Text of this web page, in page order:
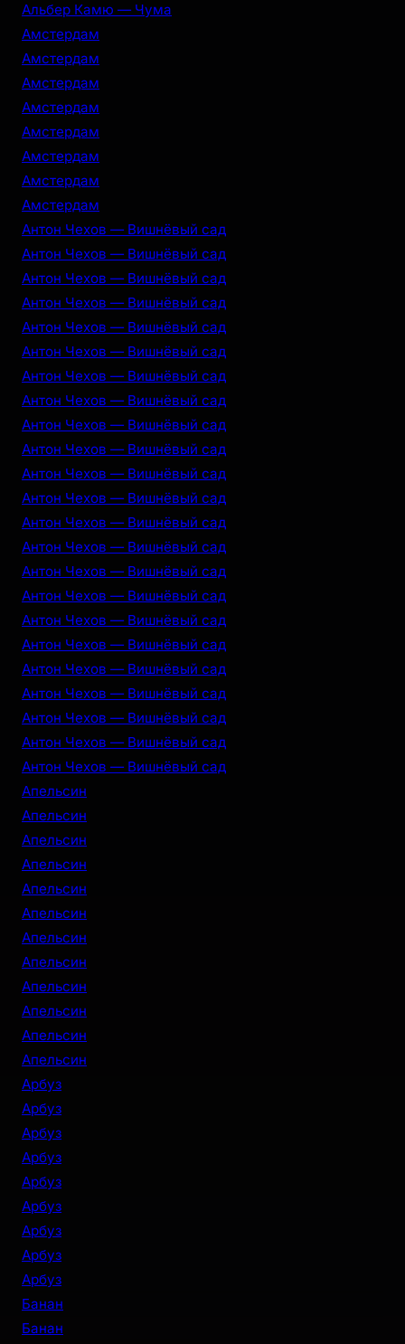
Альбер Камю — Чума
Амстердам
Амстердам
Амстердам
Амстердам
Амстердам
Амстердам
Амстердам
Амстердам
Антон Чехов — Вишнёвый сад
Антон Чехов — Вишнёвый сад
Антон Чехов — Вишнёвый сад
Антон Чехов — Вишнёвый сад
Антон Чехов — Вишнёвый сад
Антон Чехов — Вишнёвый сад
Антон Чехов — Вишнёвый сад
Антон Чехов — Вишнёвый сад
Антон Чехов — Вишнёвый сад
Антон Чехов — Вишнёвый сад
Антон Чехов — Вишнёвый сад
Антон Чехов — Вишнёвый сад
Антон Чехов — Вишнёвый сад
Антон Чехов — Вишнёвый сад
Антон Чехов — Вишнёвый сад
Антон Чехов — Вишнёвый сад
Антон Чехов — Вишнёвый сад
Антон Чехов — Вишнёвый сад
Антон Чехов — Вишнёвый сад
Антон Чехов — Вишнёвый сад
Антон Чехов — Вишнёвый сад
Антон Чехов — Вишнёвый сад
Антон Чехов — Вишнёвый сад
Апельсин
Апельсин
Апельсин
Апельсин
Апельсин
Апельсин
Апельсин
Апельсин
Апельсин
Апельсин
Апельсин
Апельсин
Арбуз
Арбуз
Арбуз
Арбуз
Арбуз
Арбуз
Арбуз
Арбуз
Арбуз
Банан
Банан